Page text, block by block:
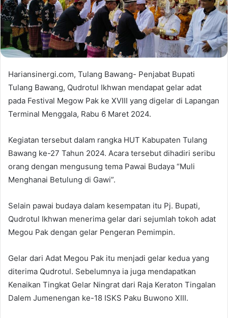
Hariansinergi.com, Tulang Bawang- Penjabat Bupati
Tulang Bawang, Qudrotul Ikhwan mendapat gelar adat
pada Festival Megow Pak ke XVIII yang digelar di Lapangan
Terminal Menggala, Rabu 6 Maret 2024.
Kegiatan tersebut dalam rangka HUT Kabupaten Tulang
Bawang ke-27 Tahun 2024. Acara tersebut dihadiri seribu
orang dengan mengusung tema Pawai Budaya “Muli
Menghanai Betulung di Gawi”.
Selain pawai budaya dalam kesempatan itu Pj. Bupati,
Qudrotul Ikhwan menerima gelar dari sejumlah tokoh adat
Megou Pak dengan gelar Pengeran Pemimpin.
Gelar dari Adat Megou Pak itu menjadi gelar kedua yang
diterima Qudrotul. Sebelumnya ia juga mendapatkan
Kenaikan Tingkat Gelar Ningrat dari Raja Keraton Tingalan
Dalem Jumenengan ke-18 ISKS Paku Buwono XIII.